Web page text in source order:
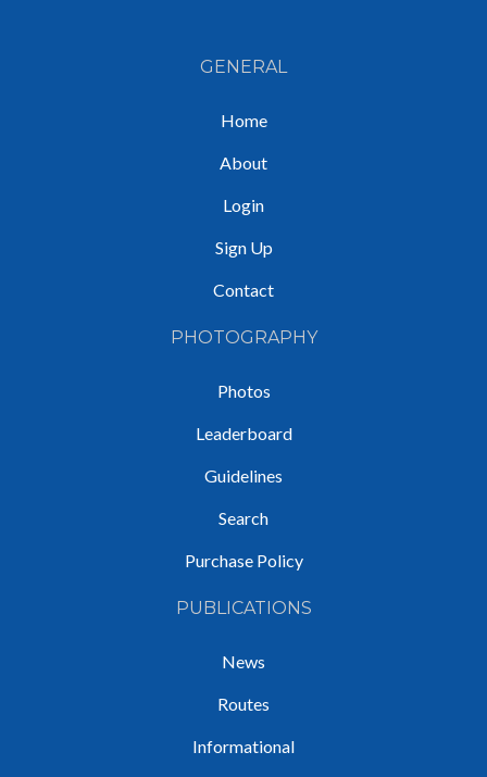
GENERAL
Home
About
Login
Sign Up
Contact
PHOTOGRAPHY
Photos
Leaderboard
Guidelines
Search
Purchase Policy
PUBLICATIONS
News
Routes
Informational